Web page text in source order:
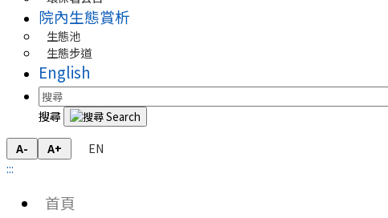
院內生態賞析
生態池
生態步道
English
搜尋
A- A+
EN
:::
首頁